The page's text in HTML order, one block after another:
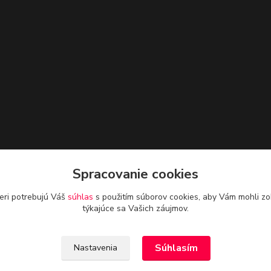
Spracovanie cookies
potrebujú Váš súhlas s použitím súborov cookies, aby Vám mohli
týkajúce sa Vašich záujmov.
Nastavenia Súhlasím